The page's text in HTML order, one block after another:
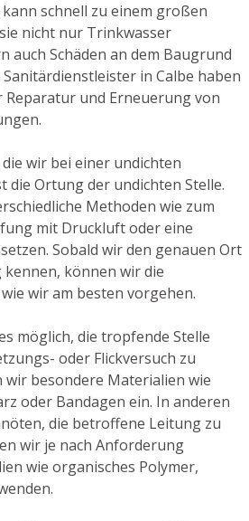
schnell zu einem großen
nicht nur Trinkwasser
auch Schäden an dem Baugrund
in Calbe haben
und Erneuerung von
wir bei einer undichten
die Ortung der undichten Stelle.
Methoden wie zum
mit Druckluft oder eine
Sobald wir den genauen Ort
können wir die
wir am besten vorgehen.
möglich, die tropfende Stelle
oder Flickversuch zu
wir besondere Materialien wie
oder Bandagen ein. In anderen
die betroffene Leitung zu
wir je nach Anforderung
wie organisches Polymer,